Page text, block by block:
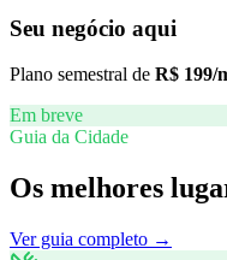
Seu negócio aqui
Plano semestral de R$ 199/
Em breve
Guia da Cidade
Os melhores
Ver guia completo →